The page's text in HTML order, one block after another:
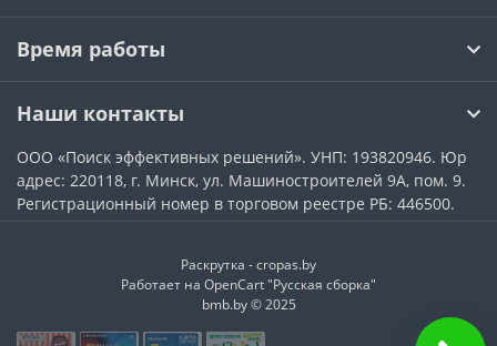
Время работы
Наши контакты
ООО «Поиск эффективных решений». УНП: 193820946. Юр
адрес: 220118, г. Минск, ул. Машиностроителей 9А, пом. 9.
Регистрационный номер в торговом реестре РБ: 446500.
Раскрутка -cropas.by
Работает на OpenCart "Русская сборка"
bmb.by © 2025